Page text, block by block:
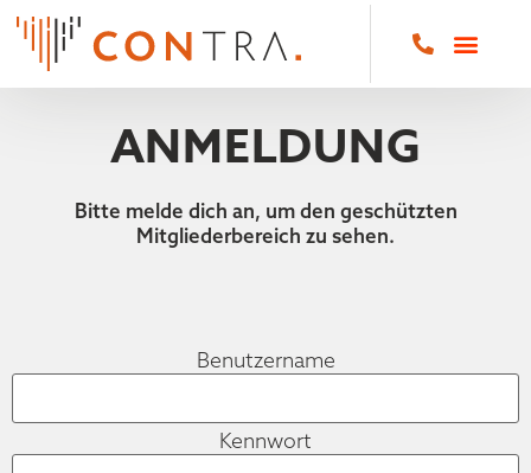
ANMELDUNG
Bitte melde dich an, um den geschützten
Mitgliederbereich zu sehen.
Benutzername
Kennwort